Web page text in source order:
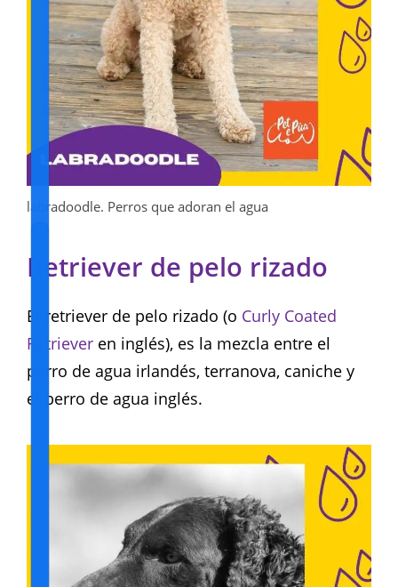
labradoodle. Perros que adoran el agua
Retriever de pelo rizado
El retriever de pelo rizado (o Curly Coated
Retriever en inglés), es la mezcla entre el
perro de agua irlandés, terranova, caniche y
el perro de agua inglés.